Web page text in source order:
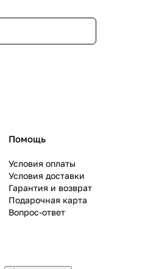
Помощь
Условия оплаты
Условия доставки
Гарантия и возврат
Подарочная карта
Вопрос-ответ